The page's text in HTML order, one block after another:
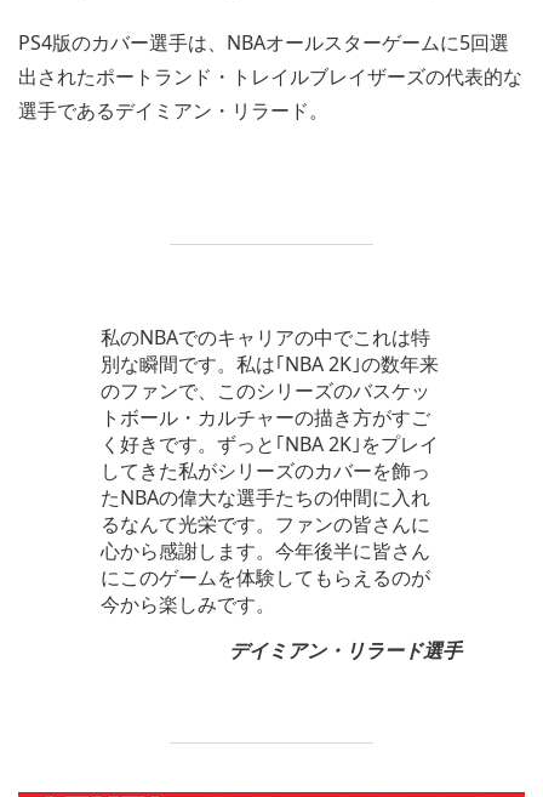
PS4版のカバー選手は、NBAオールスターゲームに5回選
出されたポートランド・トレイルブレイザーズの代表的な
選手であるデイミアン・リラード。
私のNBAでのキャリアの中でこれは特
別な瞬間です。私は｢NBA 2K｣の数年来
のファンで、このシリーズのバスケッ
トボール・カルチャーの描き方がすご
く好きです。ずっと｢NBA 2K｣をプレイ
してきた私がシリーズのカバーを飾っ
たNBAの偉大な選手たちの仲間に入れ
るなんて光栄です。ファンの皆さんに
心から感謝します。今年後半に皆さん
にこのゲームを体験してもらえるのが
今から楽しみです。
デイミアン・リラード選手